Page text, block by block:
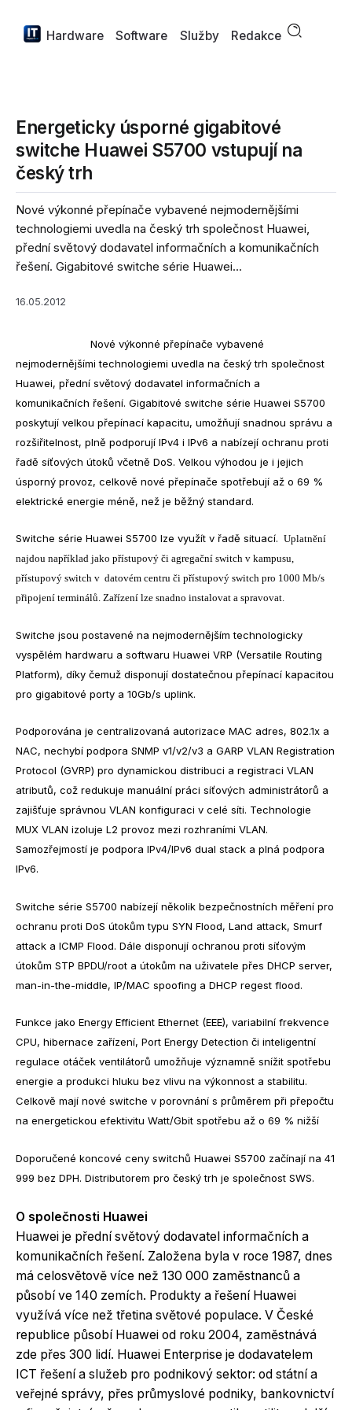
Hardware Software Služby Redakce
Energeticky úsporné gigabitové
switche Huawei S5700 vstupují na
český trh
Nové výkonné přepínače vybavené nejmodernějšími
technologiemi uvedla na český trh společnost Huawei,
přední světový dodavatel informačních a komunikačních
řešení. Gigabitové switche série Huawei...
16.05.2012
Nové výkonné přepínače vybavené
nejmodernějšími technologiemi uvedla na český trh společnost
Huawei, přední světový dodavatel informačních a
komunikačních řešení. Gigabitové switche série Huawei S5700
poskytují velkou přepínací kapacitu, umožňují snadnou správu a
rozšiřitelnost, plně podporují IPv4 i IPv6 a nabízejí ochranu proti
řadě síťových útoků včetně DoS. Velkou výhodou je i jejich
úsporný provoz, celkově nové přepínače spotřebují až o 69 %
elektrické energie méně, než je běžný standard.
Switche série Huawei S5700 lze využít v řadě situací. Uplatnění
najdou například jako přístupový či agregační switch v kampusu,
přístupový switch v datovém centru či přístupový switch pro 1000 Mb/s
připojení terminálů. Zařízení lze snadno instalovat a spravovat.
Switche jsou postavené na nejmodernějším technologicky
vyspělém hardwaru a softwaru Huawei VRP (Versatile Routing
Platform), díky čemuž disponují dostatečnou přepínací kapacitou
pro gigabitové porty a 10Gb/s uplink.
Podporována je centralizovaná autorizace MAC adres, 802.1x a
NAC, nechybí podpora SNMP v1/v2/v3 a GARP VLAN Registration
Protocol (GVRP) pro dynamickou distribuci a registraci VLAN
atributů, což redukuje manuální práci síťových administrátorů a
zajišťuje správnou VLAN konfiguraci v celé síti. Technologie
MUX VLAN izoluje L2 provoz mezi rozhraními VLAN.
Samozřejmostí je podpora IPv4/IPv6 dual stack a plná podpora
IPv6.
Switche série S5700 nabízejí několik bezpečnostních měření pro
ochranu proti DoS útokům typu SYN Flood, Land attack, Smurf
attack a ICMP Flood. Dále disponují ochranou proti síťovým
útokům STP BPDU/root a útokům na uživatele přes DHCP server,
man-in-the-middle, IP/MAC spoofing a DHCP regest flood.
Funkce jako Energy Efficient Ethernet (EEE), variabilní frekvence
CPU, hibernace zařízení, Port Energy Detection či inteligentní
regulace otáček ventilátorů umožňuje významně snížit spotřebu
energie a produkci hluku bez vlivu na výkonnost a stabilitu.
Celkově mají nové switche v porovnání s průměrem při přepočtu
na energetickou efektivitu Watt/Gbit spotřebu až o 69 % nižší
Doporučené koncové ceny switchů Huawei S5700 začínají na 41
999 bez DPH. Distributorem pro český trh je společnost SWS.
O společnosti Huawei
Huawei je přední světový dodavatel informačních a
komunikačních řešení. Založena byla v roce 1987, dnes
má celosvětově více než 130 000 zaměstnanců a
působí ve 140 zemích. Produkty a řešení Huawei
využívá více než třetina světové populace. V České
republice působí Huawei od roku 2004, zaměstnává
zde přes 300 lidí. Huawei Enterprise je dodavatelem
ICT řešení a služeb pro podnikový sektor: od státní a
veřejné správy, přes průmyslové podniky, bankovnictví